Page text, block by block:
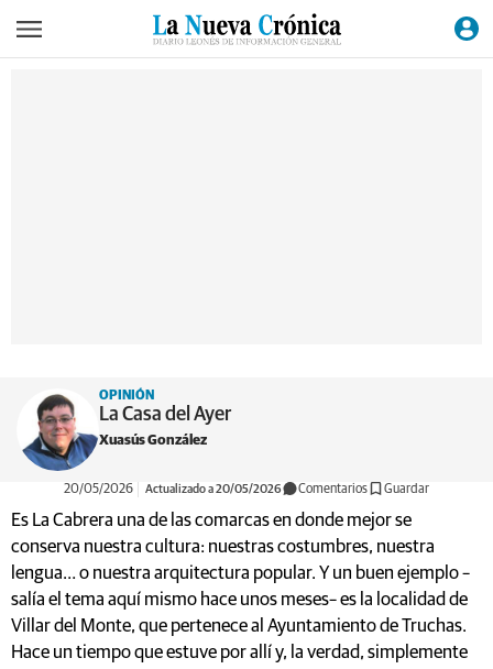
OPINIÓN
La Casa del Ayer
Xuasús González
20/05/2026 Actualizado a 20/05/2026 Comentarios Guardar
Es La Cabrera una de las comarcas en donde mejor se
conserva nuestra cultura: nuestras costumbres, nuestra
lengua… o nuestra arquitectura popular. Y un buen ejemplo –
salía el tema aquí mismo hace unos meses– es la localidad de
Villar del Monte, que pertenece al Ayuntamiento de Truchas.
Hace un tiempo que estuve por allí y, la verdad, simplemente